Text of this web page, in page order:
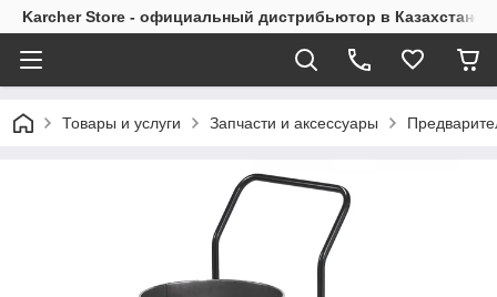
Karcher Store - официальный дистрибьютор в Казахстане
Товары и услуги Запчасти и аксессуары